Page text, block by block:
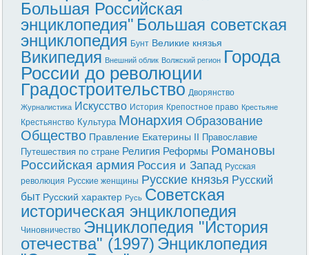
Большая Российская
энциклопедия" Большая советская
энциклопедия Бунт Великие князья
Википедия Внешний облик Волжский регион Города
России до революции
Градостроительство Дворянство
Журналистика Искусство История Крепостное право Крестьяне
Крестьянство Культура Монархия Образование
Общество Правление Екатерины II Православие
Путешествия по стране Религия Реформы Романовы
Российская армия Россия и Запад Русская
революция Русские женщины Русские князья Русский
быт Русский характер Русь Советская
историческая энциклопедия
Чиновничество Энциклопедия "История
отечества" (1997) Энциклопедия